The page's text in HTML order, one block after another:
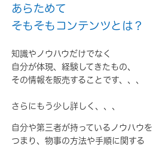
あらためて
そもそもコンテンツとは？
知識やノウハウだけでなく
自分が体現、経験してきたもの、
その情報を販売することです、、、
さらにもう少し詳しく、、、
自分や第三者が持っているノウハウを
つまり、物事の方法や手順に関する